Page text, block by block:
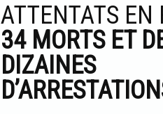
ATTENTATS EN
34 MORTS ET
DIZAINES